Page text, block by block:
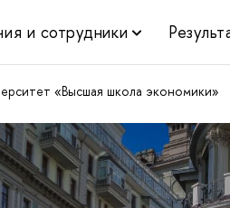
и сотрудники
«Высшая школа экономики»